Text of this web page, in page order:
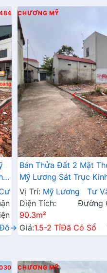
-
Đô→
CHƯƠNG MỸ
Bán Thửa Đất 2 Mặt
Mỹ Lương Sát Trục
Giá Chỉ Hơn Tỷ
Vị Trí: Mỹ Lương Tư
Diện Tích:
90.3m²
Đường
Giá:1.5-2 TỉĐã Có Sổ
CHƯƠNG MỸ